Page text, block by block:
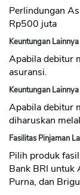
Perlindungan
Rp500 juta
Keuntungan Lainnya
Apabila debitur
asuransi.
Keuntungan Lainnya
Apabila debitur
diharuskan
Fasilitas Pinjaman
Pilih produk
Bank BRI untuk
Purna, dan